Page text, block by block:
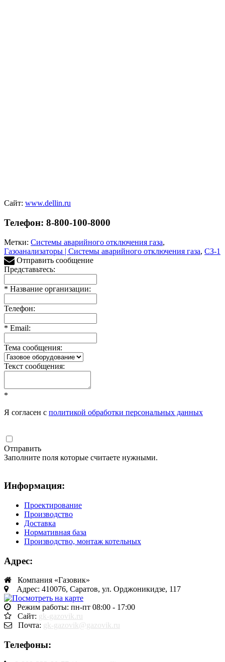
Сайт: www.dellin.ru
Телефон: 8-800-100-8000
Метки: Системы аварийного отключения газа,
Газоанализаторы | Системы аварийного отключения газа, СЗ-1
Отправить сообщение
Представьтесь:
* Название организации:
Телефон:
* Email:
Тема сообщения:
Текст сообщения:
*
Я согласен с политикой обработки персональных данных
Отправить
Заполните поля которые считаете нужными.
Информация:
Проектирование
Производство
Доставка
Нормативная база
Производство, монтаж котельных
Адрес:
Компания «Газовик»
Адрес: 410076, Саратов, ул. Орджоникидзе, 117
Режим работы: пн-пт 08:00 - 17:00
Сайт: gk-gazovik.ru
Почта: gk-gazovik@gazovik.ru
Телефоны: